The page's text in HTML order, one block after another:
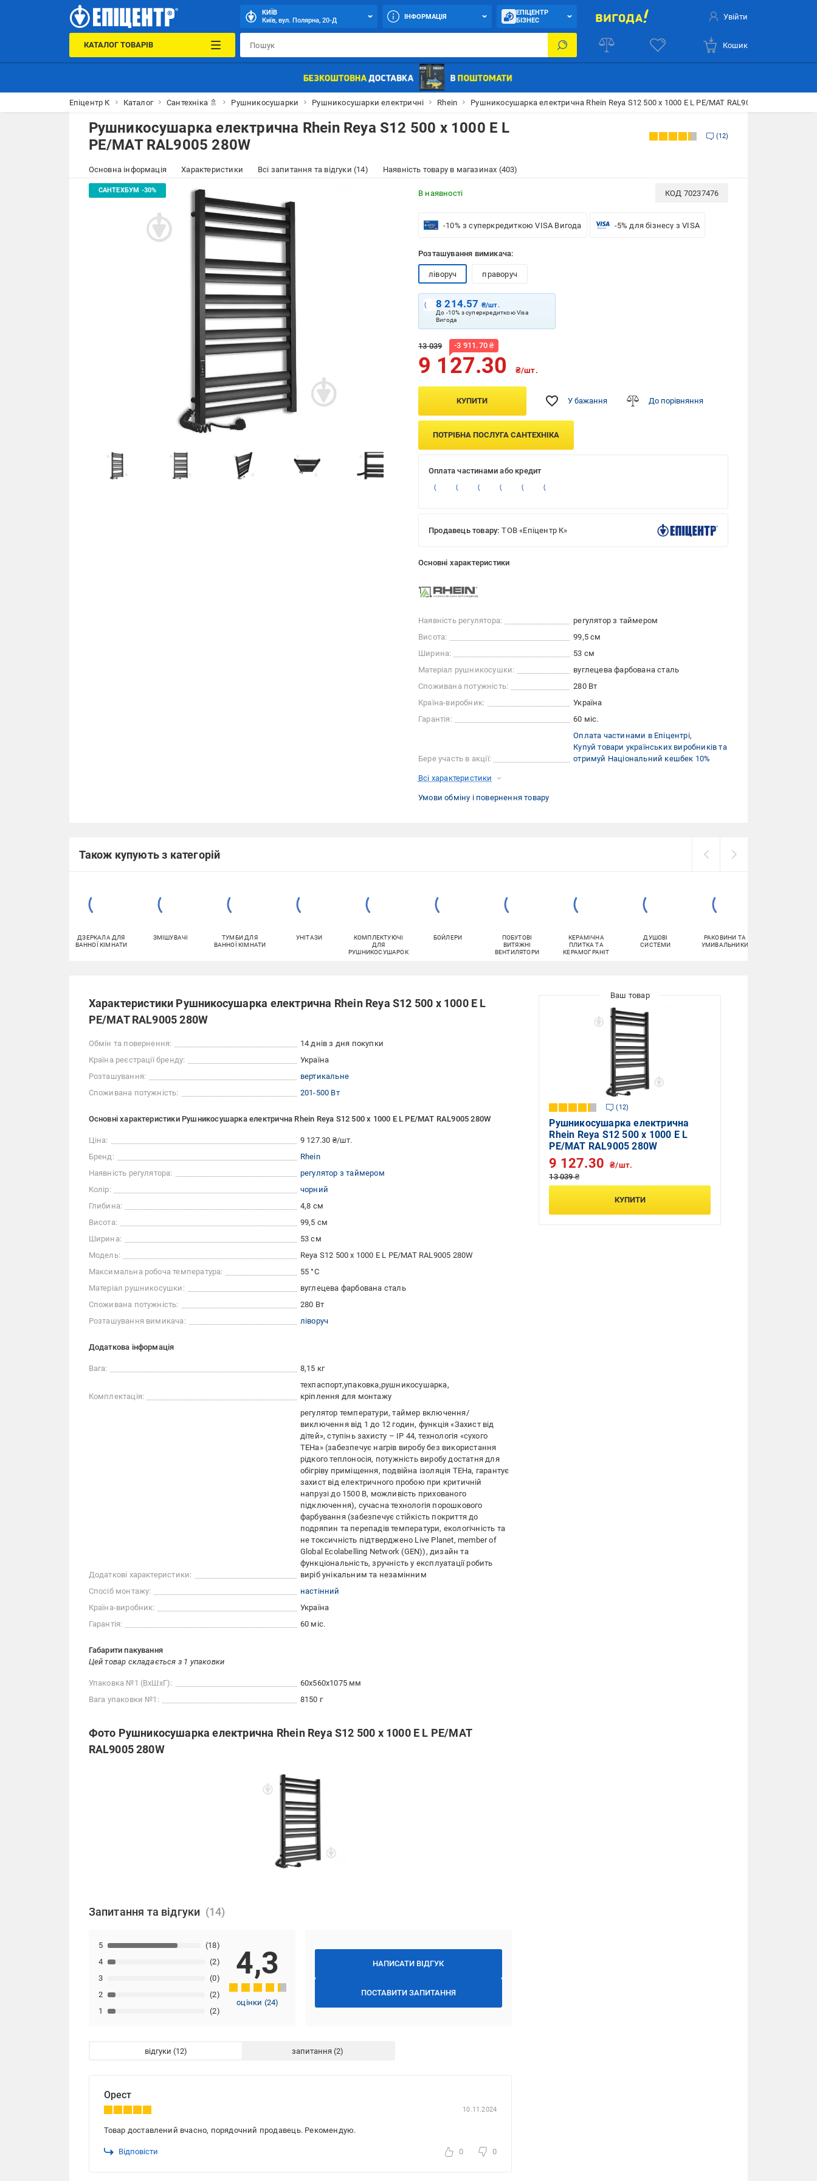
КИЇВ
Київ, вул. Полярна, 20-Д
ІНФОРМАЦІЯ
ЕПІЦЕНТР
БІЗНЕС
Увійти
КАТАЛОГ ТОВАРІВ Кошик
Епіцентр К Каталог Сантехніка 🚿 Рушникосушарки Рушникосушарки електричні Rhein Рушникосушарка електрична Rhein Reya S12 500 х 1000 E L PE/MAT RAL9005 280W
Рушникосушарка електрична Rhein Reya S12 500 х 1000 E L
PE/MAT RAL9005 280W
12
Основна інформація Характеристики Всі запитання та відгуки (14) Наявність товару в магазинах (403)
В наявності КОД 70237476
-10% з суперкредиткою VISA Вигода -5% для бізнесу з VISA
Розташування вимикача:
ліворуч праворуч
8 214.57 ₴/шт.
До -10% з суперкредиткою Visa
Вигода
13 039 -3 911.70 ₴
9 127.30 ₴/шт.
КУПИТИ У бажання До порівняння
ПОТРІБНА ПОСЛУГА САНТЕХНІКА
Оплата частинами або кредит
Продавець товару: ТОВ «Епіцентр К»
Основні характеристики
Наявність регулятора:
регулятор з таймером
Висота:
99,5 см
Ширина:
53 см
Матеріал рушникосушки:
вуглецева фарбована сталь
Споживана потужність:
280 Вт
Країна-виробник:
Україна
Гарантія:
60 міс.
Бере участь в акції:
Оплата частинами в Епіцентрі
Купуй товари українських виробників та
отримуй Національний кешбек 10%
Всі характеристики
Умови обміну і повернення товару
Також купують з категорій
ДЗЕРКАЛА ДЛЯ
ВАННОЇ КІМНАТИ
ЗМІШУВАЧІ
ТУМБИ ДЛЯ
ВАННОЇ КІМНАТИ
УНІТАЗИ
КОМПЛЕКТУЮЧІ
ДЛЯ
РУШНИКОСУШАРОК
БОЙЛЕРИ
ПОБУТОВІ
ВИТЯЖНІ
ВЕНТИЛЯТОРИ
КЕРАМІЧНА
ПЛИТКА ТА
КЕРАМОГРАНІТ
ДУШОВІ
СИСТЕМИ
РАКОВИНИ ТА
УМИВАЛЬНИКИ
Характеристики Рушникосушарка електрична Rhein Reya S12 500 х 1000 E L
PE/MAT RAL9005 280W
Обмін та повернення:
14 днів з дня покупки
Країна реєстрації бренду:
Україна
Розташування:
вертикальне
Споживана потужність:
201-500 Вт
Основні характеристики Рушникосушарка електрична Rhein Reya S12 500 х 1000 E L PE/MAT RAL9005 280W
Ціна:
9 127.30 ₴/шт.
Бренд:
Rhein
Наявність регулятора:
регулятор з таймером
Колір:
чорний
Глибина:
4,8 см
Висота:
99,5 см
Ширина:
53 см
Модель:
Reya S12 500 х 1000 E L PE/MAT RAL9005 280W
Максимальна робоча температура:
55 °C
Матеріал рушникосушки:
вуглецева фарбована сталь
Споживана потужність:
280 Вт
Розташування вимикача:
ліворуч
Додаткова інформація
Вага: 8,15 кг
Комплектація:
техпаспорт упаковка рушникосушарка
кріплення для монтажу
Додаткові характеристики:
регулятор температури, таймер включення/
виключення від 1 до 12 годин, функція «Захист від
дітей», ступінь захисту – IP 44, технологія «сухого
ТЕНа» (забезпечує нагрів виробу без використання
рідкого теплоносія, потужність виробу достатня для
обігріву приміщення, подвійна ізоляція ТЕНа, гарантує
захист від електричного пробою при критичній
напрузі до 1500 В, можливість прихованого
підключення), сучасна технологія порошкового
фарбування (забезпечує стійкість покриття до
подряпин та перепадів температури, екологічність та
не токсичність підтверджено Live Planet, member of
Global Ecolabelling Network (GEN)), дизайн та
функціональність, зручність у експлуатації робить
виріб унікальним та незамінним
Спосіб монтажу:
настінний
Країна-виробник:
Україна
Гарантія:
60 міс.
Габарити пакування
Цей товар складається з 1 упаковки
Упаковка №1 (ВхШхГ):
60x560x1075 мм
Вага упаковки №1:
8150 г
Фото Рушникосушарка електрична Rhein Reya S12 500 х 1000 E L PE/MAT
RAL9005 280W
Запитання та відгуки
НАПИСАТИ ВІДГУК
ПОСТАВИТИ ЗАПИТАННЯ
1 (2)
2 (2)
3 (0)
4 (2)
5 (18)
4,3
оцінки (24)
відгуки запитання
Орест
10.11.2024
Товар доставлений вчасно, порядочний продавець. Рекомендую.
Відповісти 0 0
12
Рушникосушарка електрична
Rhein Reya S12 500 х 1000 E L
PE/MAT RAL9005 280W
13 039 ₴
9 127.30 ₴/шт.
КУПИТИ